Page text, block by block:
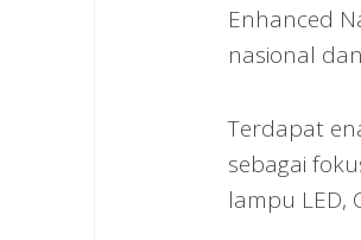
Enhanced
nasional
Terdapat
sebagai
lampu LED,